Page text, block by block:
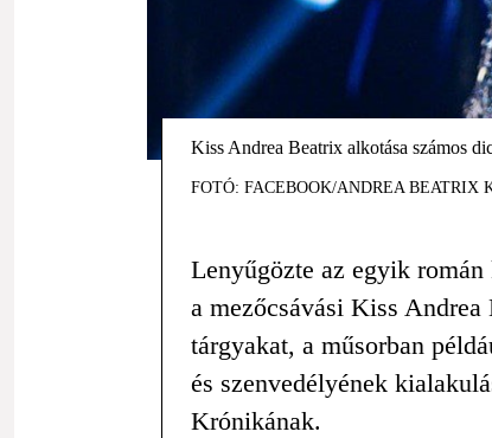
Kiss Andrea Beatrix alkotása számos
FOTÓ: FACEBOOK/ANDREA BEATRIX
Lenyűgözte az egyik
a mezőcsávási Kiss
tárgyakat, a műsorban
és szenvedélyének
Krónikának.